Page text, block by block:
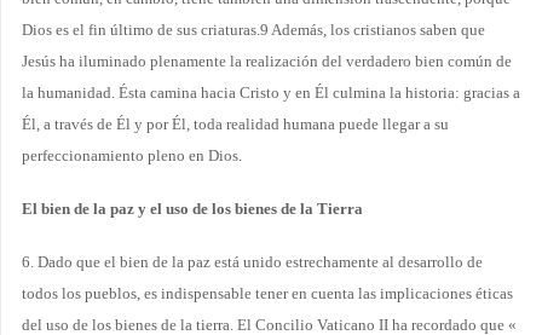
Dios es el fin último de sus criaturas.9 Además, los cristianos saben que
Jesús ha iluminado plenamente la realización del verdadero bien común de
la humanidad. Ésta camina hacia Cristo y en Él culmina la historia: gracias a
Él, a través de Él y por Él, toda realidad humana puede llegar a su
perfeccionamiento pleno en Dios.
El bien de la paz y el uso de los bienes de la Tierra
6. Dado que el bien de la paz está unido estrechamente al desarrollo de
todos los pueblos, es indispensable tener en cuenta las implicaciones éticas
del uso de los bienes de la tierra. El Concilio Vaticano II ha recordado que «